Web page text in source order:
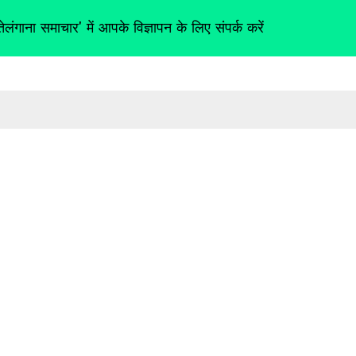
समाचार' में आपके विज्ञापन के लिए संपर्क करें